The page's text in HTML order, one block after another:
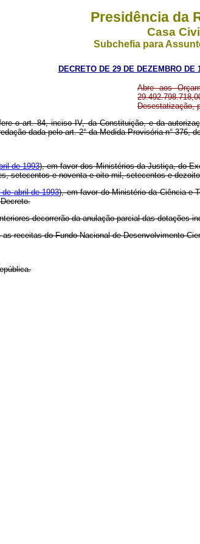
Presidência da
Casa Civil
Subchefia para
DECRETO DE 29 DE DEZEMBRO DE
Abre aos
Desestatização,
o art. 84, inciso IV, da Constituição, e da
dada pelo art. 2° da Medida Provisória n° 376,
de 1993), em favor dos Ministérios da Justiça, do
setecentos e noventa e oito mil, setecentos e
abril de 1993), em favor do Ministério da Ciência e
decorrerão da anulação parcial das dotações
receitas do Fundo Nacional de Desenvolvimento